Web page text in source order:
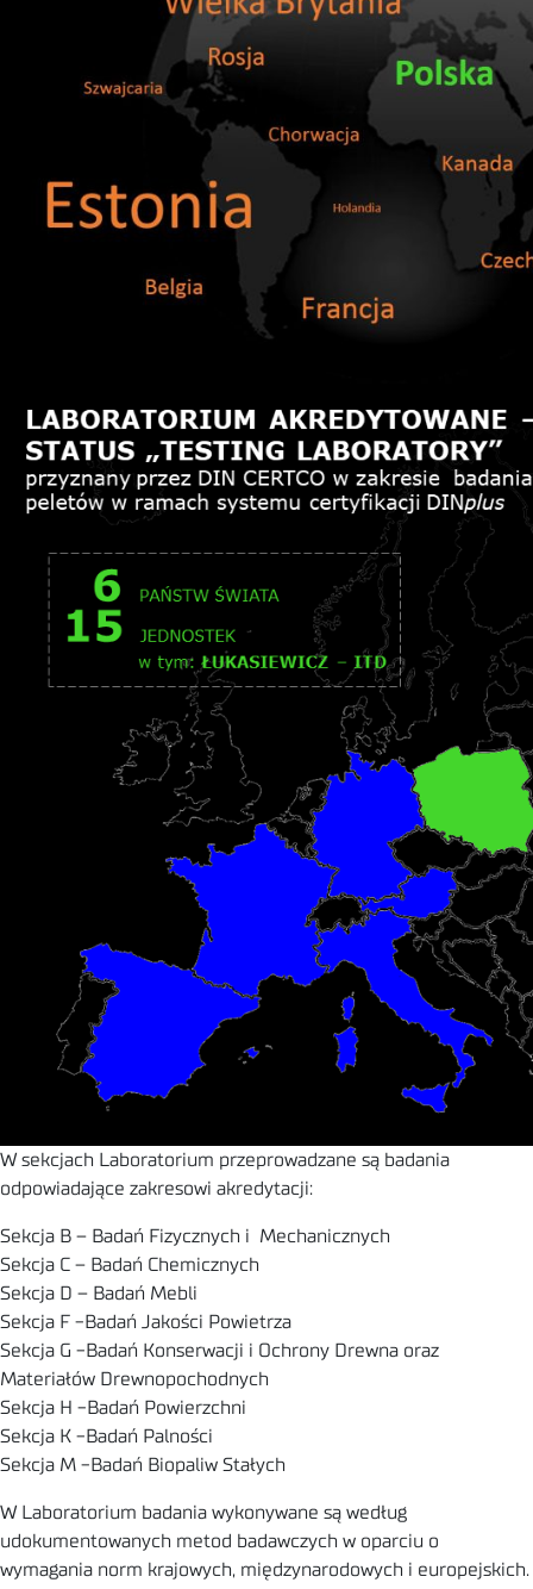
W sekcjach Laboratorium przeprowadzane są badania
odpowiadające zakresowi akredytacji:
Sekcja B – Badań Fizycznych i Mechanicznych
Sekcja C – Badań Chemicznych
Sekcja D – Badań Mebli
Sekcja F -Badań Jakości Powietrza
Sekcja G -Badań Konserwacji i Ochrony Drewna oraz
Materiałów Drewnopochodnych
Sekcja H -Badań Powierzchni
Sekcja K -Badań Palności
Sekcja M -Badań Biopaliw Stałych
W Laboratorium badania wykonywane są według
udokumentowanych metod badawczych w oparciu o
wymagania norm krajowych, międzynarodowych i europejskich.